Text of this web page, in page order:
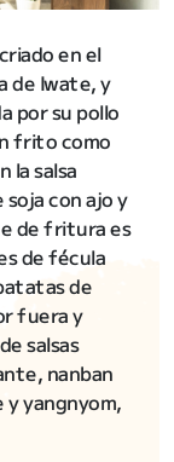
en el
de Iwate, y
por su pollo
frito como
la salsa
soja con ajo y
de fritura es
de fécula
de
fuera y
salsas
nanban
yangnyom,